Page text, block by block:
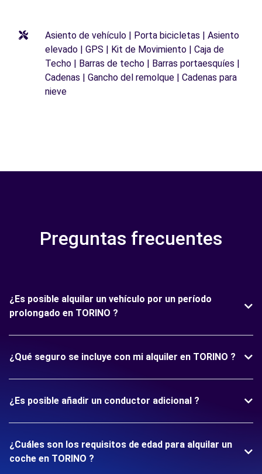
Asiento de vehículo | Porta bicicletas | Asiento
elevado | GPS | Kit de Movimiento | Caja de
Techo | Barras de techo | Barras portaesquíes |
Cadenas | Gancho del remolque | Cadenas para
nieve
Preguntas frecuentes
¿Es posible alquilar un vehículo por un período
prolongado en TORINO ?
¿Qué seguro se incluye con mi alquiler en TORINO ?
¿Es posible añadir un conductor adicional ?
¿Cuáles son los requisitos de edad para alquilar un
coche en TORINO ?